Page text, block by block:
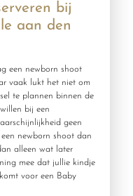
bij
aan den
een newborn shoot
vaak lukt het niet om
te plannen binnen de
bij een
geen
newborn shoot dan
alleen wat later
mee dat jullie kindje
voor een Baby